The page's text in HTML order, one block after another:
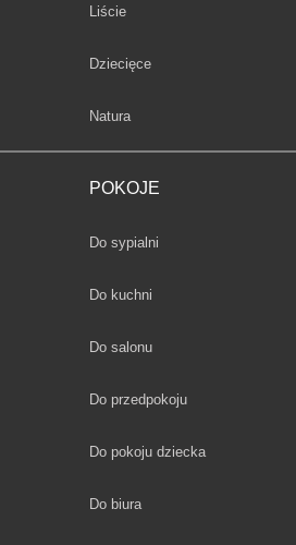
Fototapety
Liście
Fototapety
Dziecięce
Fototapety
Natura
POKOJE
Fototapety
Do sypialni
Fototapety
Do kuchni
Fototapety
Do salonu
Fototapety
Do przedpokoju
Fototapety
Do pokoju dziecka
Fototapety
Do biura